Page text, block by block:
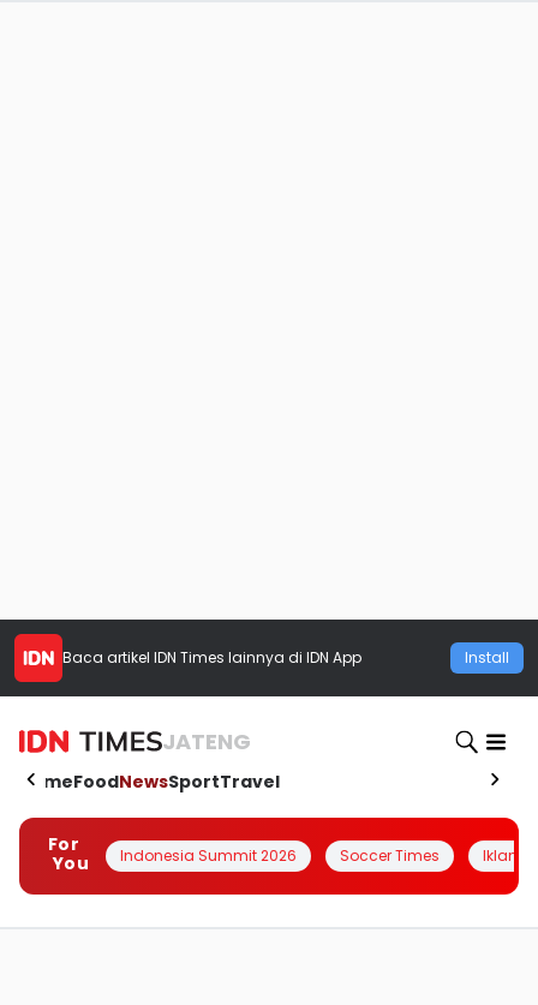
Baca artikel IDN Times lainnya di IDN App Install
JATENG
HomeFoodNewsSportTravel
For
You
Indonesia Summit 2026 Soccer Times Iklanin